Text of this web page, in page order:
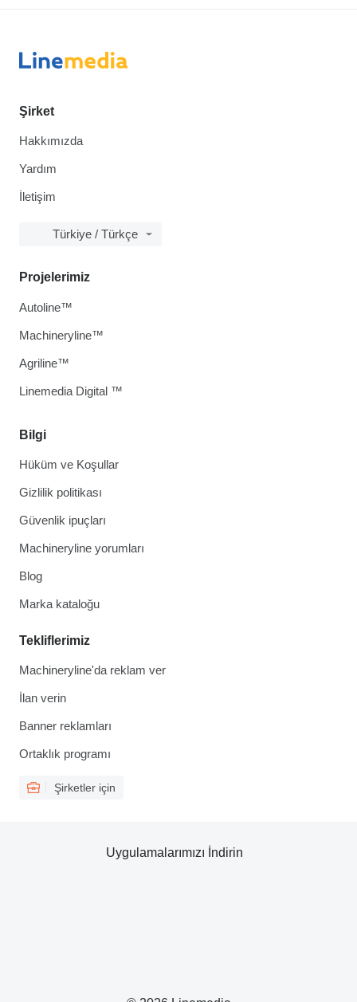
Şirket
Hakkımızda
Yardım
İletişim
Türkiye / Türkçe
Bilgi
Hüküm ve Koşullar
Gizlilik politikası
Güvenlik ipuçları
Machineryline yorumları
Blog
Marka kataloğu
Tekliflerimiz
Machineryline'da reklam ver
İlan verin
Banner reklamları
Ortaklık programı
Şirketler için
Projelerimiz
Autoline™
Machineryline™
Agriline™
Linemedia Digital ™
Uygulamalarımızı İndirin